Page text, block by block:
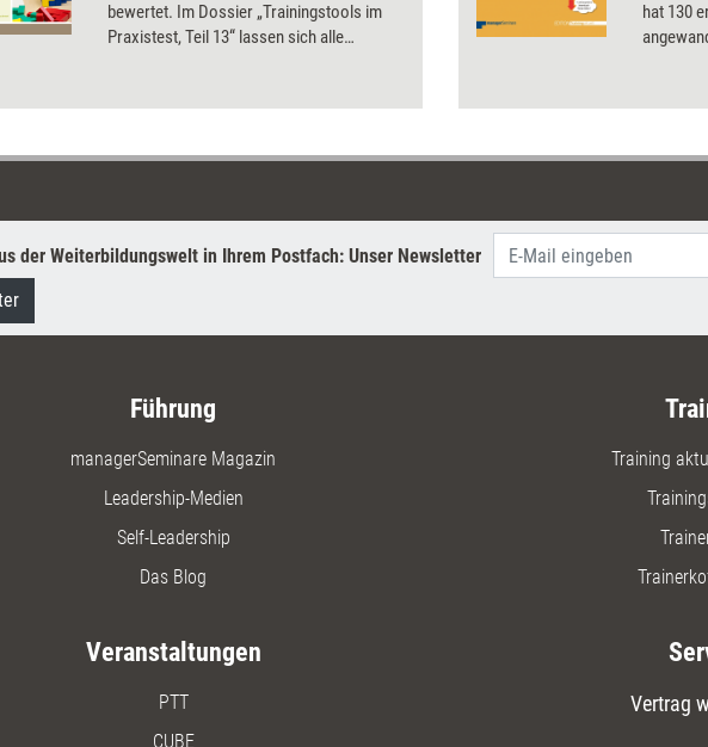
bewertet. Im Dossier „Trainingstools im
Praxistest, Teil 13“ lassen sich alle
hat 130
lassen.
digitale
der Weiterbildungswelt in Ihrem Postfach: Unser Newsletter
Führung
managerSeminare Magazin
Leadership-Medien
Self-Leadership
Das Blog
Training
Veranstaltungen
PTT
CUBE
Vertrag